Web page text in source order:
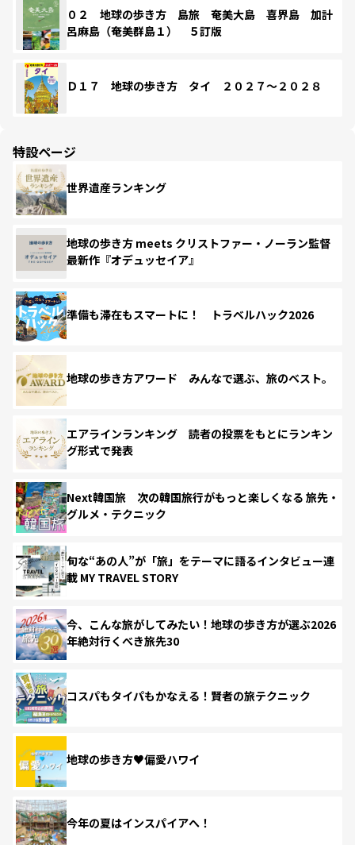
０２ 地球の歩き方 島旅 奄美大島 喜界島 加計
呂麻島（奄美群島１） ５訂版
Ｄ１７ 地球の歩き方 タイ ２０２７～２０２８
特設ページ
世界遺産ランキング
地球の歩き方 meets クリストファー・ノーラン監督
最新作『オデュッセイア』
準備も滞在もスマートに！ トラベルハック2026
地球の歩き方アワード みんなで選ぶ、旅のベスト。
エアラインランキング 読者の投票をもとにランキン
グ形式で発表
Next韓国旅 次の韓国旅行がもっと楽しくなる 旅先・
グルメ・テクニック
旬な“あの人”が「旅」をテーマに語るインタビュー連
載 MY TRAVEL STORY
今、こんな旅がしてみたい！地球の歩き方が選ぶ2026
年絶対行くべき旅先30
コスパもタイパもかなえる！賢者の旅テクニック
地球の歩き方♥偏愛ハワイ
今年の夏はインスパイアへ！